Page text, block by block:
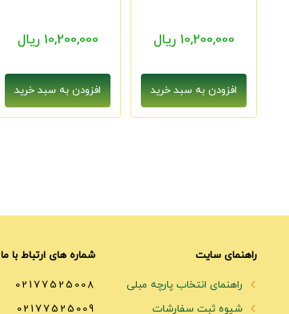
10,200,000 ریال 10,200,000 ریال
راهنمای سایت
راهنمای انتخاب پارچه مبلی
شیوه ثبت سفارشات
شماره های ارتباط با ما
02177525008
02177525009